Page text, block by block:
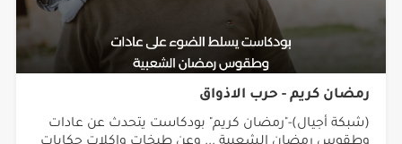
رمضان كريم - حرب الاذواق
(شبكة أجيال)-"رمضان كريم" بودكاست يتحدث عن عادات